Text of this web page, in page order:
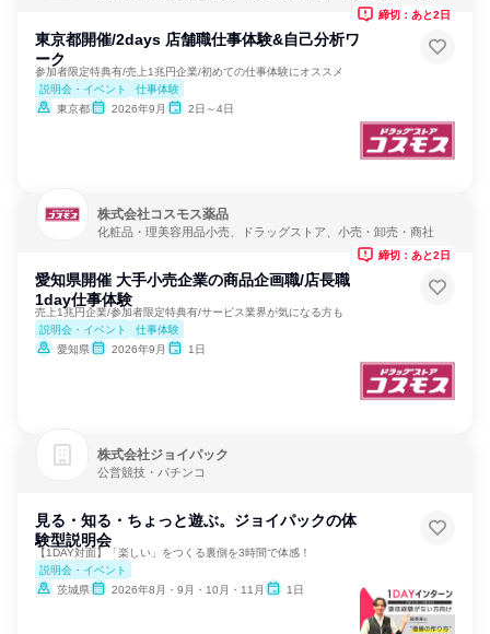
東京都開催/2days 店舗職仕事体験&自己分析ワ
ーク
参加者限定特典有/売上1兆円企業/初めての仕事体験にオススメ
説明会・イベント
仕事体験
東京都
2026年9月 2日～4日
締切：あと2日
株式会社コスモス薬品
化粧品・理美容用品小売、ドラッグストア、小売・卸売・商社
愛知県開催 大手小売企業の商品企画職/店長職
1day仕事体験
売上1兆円企業/参加者限定特典有/サービス業界が気になる方も
説明会・イベント
仕事体験
愛知県
2026年9月 1日
締切：あと2日
株式会社ジョイパック
公営競技・パチンコ
見る・知る・ちょっと遊ぶ。ジョイパックの体
験型説明会
【1DAY対面】「楽しい」をつくる裏側を3時間で体感！
説明会・イベント
茨城県
2026年8月・9月・10月・11月 1日